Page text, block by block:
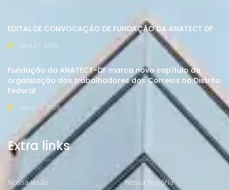
EDITAL DE CONVOCAÇÂO DE FUNDAÇÃO DA ANATECT DF
abril 27, 2026
Fundação da ANATECT-DF marca novo capítulo de
organização dos trabalhadores dos Correios no Distrito
Federal
março 6, 2026
Extra links
Nossa visão Nossa história